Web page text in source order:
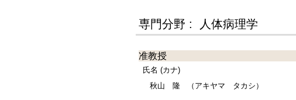
専門分野 : 人体病理学
准教授
氏名 (カナ)
秋山 隆
（アキヤマ タカシ）